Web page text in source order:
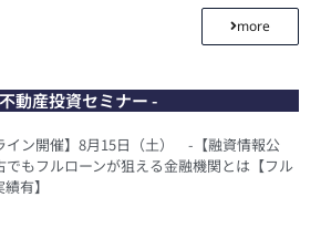
more
動産投資セミナー -
イン開催】8月15日（土） -【融資情報公
でもフルローンが狙える金融機関とは【フル
有】